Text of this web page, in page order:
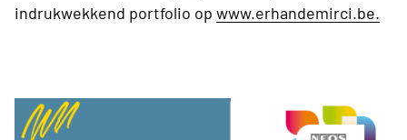
indrukwekkend portfolio op www.erhandemirci.be.